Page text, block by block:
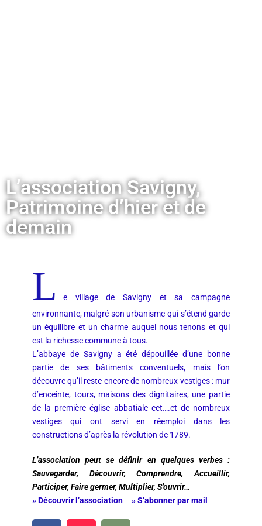
L’association Savigny,
Patrimoine d’hier et de
demain
L
e village de Savigny et sa campagne
environnante, malgré son urbanisme qui s’étend garde
un équilibre et un charme auquel nous tenons et qui
est la richesse commune à tous.
L’abbaye de Savigny a été dépouillée d’une bonne
partie de ses bâtiments conventuels, mais l’on
découvre qu’il reste encore de nombreux vestiges : mur
d’enceinte, tours, maisons des dignitaires, une partie
de la première église abbatiale ect….et de nombreux
vestiges qui ont servi en réemploi dans les
constructions d’après la révolution de 1789.
L’association peut se définir en quelques verbes :
Sauvegarder, Découvrir, Comprendre, Accueillir,
Participer, Faire germer, Multiplier, S’ouvrir…
» Découvrir l’association
» S’abonner par mail